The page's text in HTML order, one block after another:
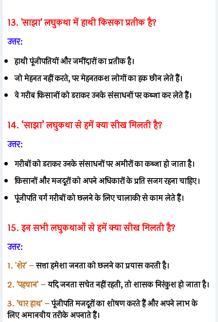
13. 'साझा' लघुकथा में हाथी किसका प्रतीक है?
उत्तर:
हाथी पूंजीपतियों और जमींदारों का प्रतीक है।
जो मेहनत नहीं करते, पर मेहनतकश लोगों का हक छीन लेते हैं।
वे गरीब किसानों को डराकर उनके संसाधनों पर कब्जा कर लेते हैं।
14. ‘साझा’ लघुकथा से हमें क्या सीख मिलती है?
उत्तर:
गरीबों को डराकर उनके संसाधनों पर अमीरों का कब्जा हो जाता है।
किसानों और मजदूरों को अपने अधिकारों के प्रति सजग रहना चाहिए।
पूंजीपति वर्ग गरीबों को छलने के लिए चालाकी से काम लेते हैं।
15. इन सभी लघुकथाओं से हमें क्या सीख मिलती है?
उत्तर:
1. 'शेर' –सत्ता हमेशा जनता को छलने का प्रयास करती है।
2. 'पहचान' –यदि जनता सचेत नहीं रहती, तो शासक निरंकुश हो जाता है।
3. 'चार हाथ' –पूंजीपति मजदूरों का शोषण करते हैं और अपने लाभ के
लिए अमानवीय तरीके अपनाते हैं।